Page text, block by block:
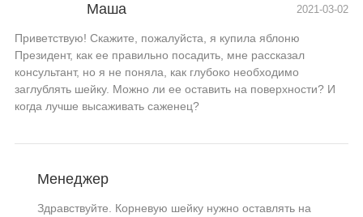
Маша 2021-03-02
Приветствую! Скажите, пожалуйста, я купила яблоню
Президент, как ее правильно посадить, мне рассказал
консультант, но я не поняла, как глубоко необходимо
заглублять шейку. Можно ли ее оставить на поверхности? И
когда лучше высаживать саженец?
Менеджер
Здравствуйте. Корневую шейку нужно оставлять на